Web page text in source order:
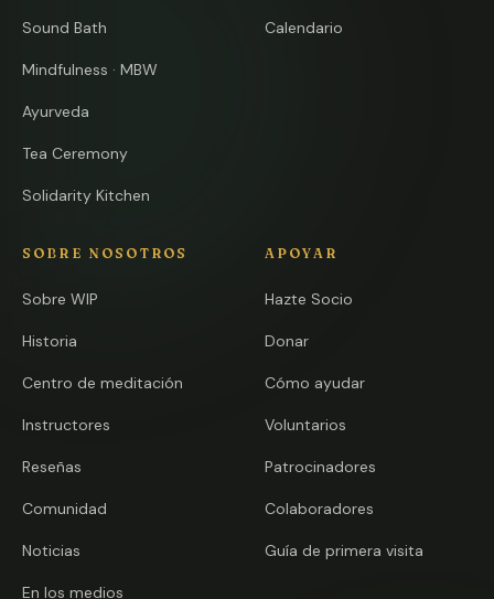
Sound Bath
Mindfulness · MBW
Ayurveda
Tea Ceremony
Solidarity Kitchen
Calendario
SOBRE NOSOTROS
Sobre WIP
Historia
Centro de meditación
Instructores
Reseñas
Comunidad
Noticias
En los medios
APOYAR
Hazte Socio
Donar
Cómo ayudar
Voluntarios
Patrocinadores
Colaboradores
Guía de primera visita